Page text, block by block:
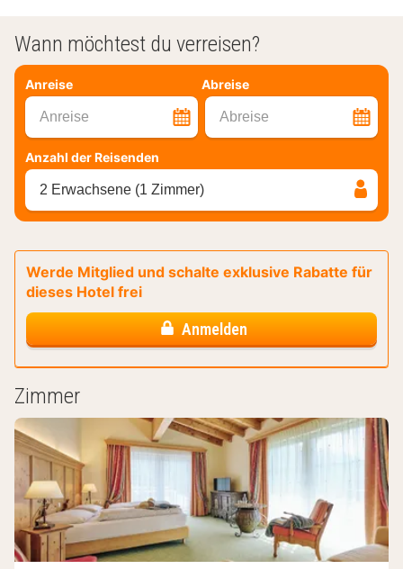
Wann möchtest du verreisen?
Anreise Abreise
Anreise Abreise
Anzahl der Reisenden
2 Erwachsene (1 Zimmer)
Werde Mitglied und schalte exklusive Rabatte für
dieses Hotel frei
Anmelden
Zimmer